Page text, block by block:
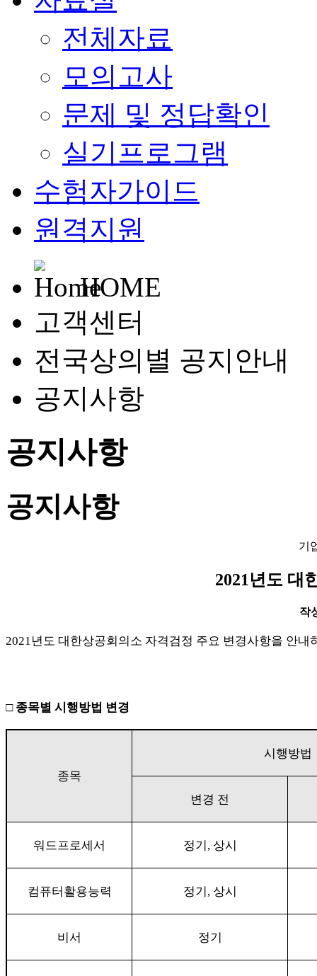
전체자료
모의고사
문제 및 정답확인
실기프로그램
수험자가이드
원격지원
HOME
고객센터
전국상의별 공지안내
공지사항
공지사항
공지사항
기
2021년도 대
작
2021년도 대한상공회의소 자격검정 주요 변경사항을 안내
□ 종목별 시행방법 변경
종목
시행방법
변경 전
워드프로세서 정기 , 상시
컴퓨터활용능력 정기 , 상시
비서 정기